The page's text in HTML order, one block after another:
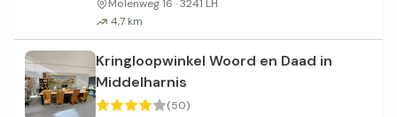
Molenweg 16 · 3241 LH
4,7 km
Kringloopwinkel Woord en Daad in
Middelharnis
(50)